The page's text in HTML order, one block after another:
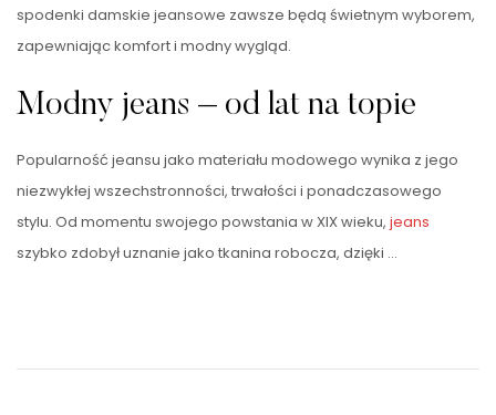
spodenki damskie jeansowe zawsze będą świetnym wyborem,
zapewniając komfort i modny wygląd.
Modny jeans – od lat na topie
Popularność jeansu jako materiału modowego wynika z jego
niezwykłej wszechstronności, trwałości i ponadczasowego
stylu. Od momentu swojego powstania w XIX wieku, jeans
szybko zdobył uznanie jako tkanina robocza, dzięki …